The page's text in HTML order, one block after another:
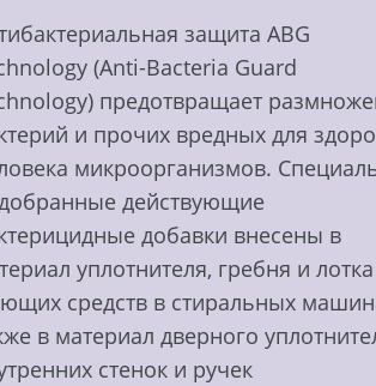
защита ABG
(Anti-Bacteria Guard
предотвращает
и прочих вредных для
микроорганизмов.
действующие
добавки внесены в
уплотнителя, гребня и
средств в стиральных
в материал дверного
стенок и ручек